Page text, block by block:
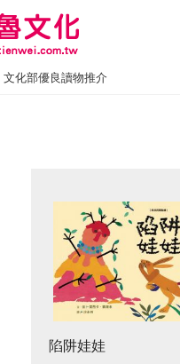
文化部優良讀物推介
陷阱娃娃